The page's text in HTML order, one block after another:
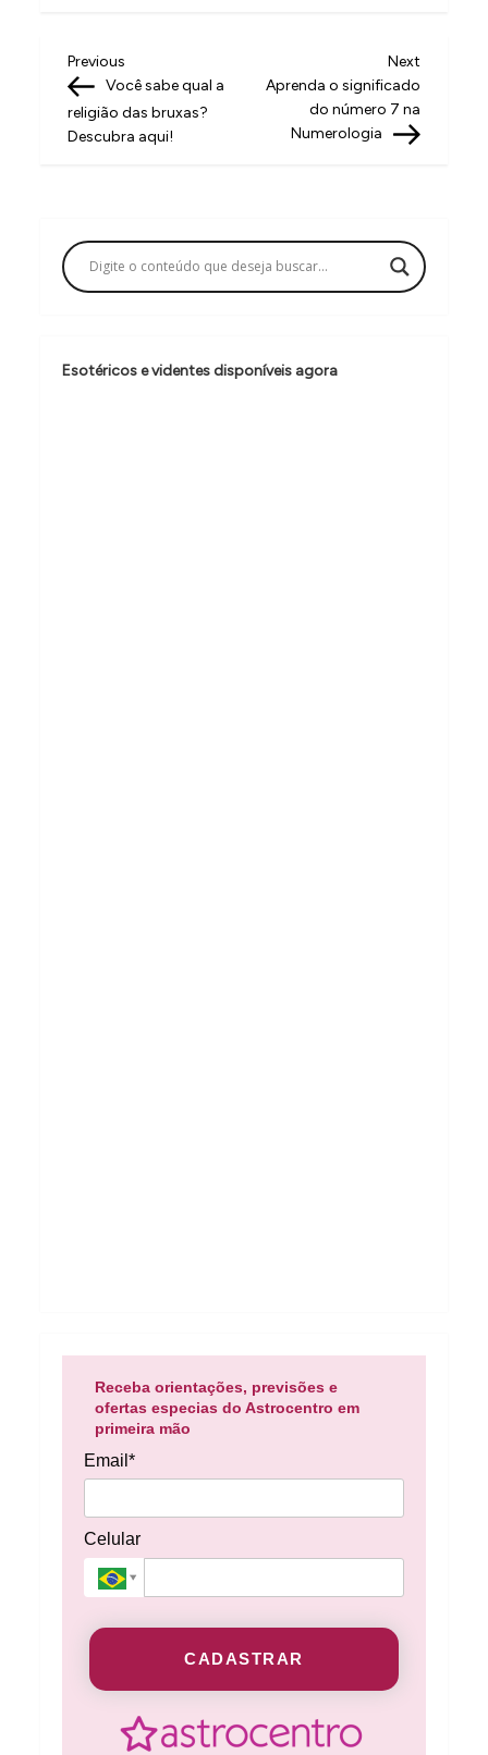
N
a
v
a
ç
o
d
Previous
Post
Previous
Você sabe qual a
religião das bruxas?
Descubra aqui!
Next
Post
Next
Aprenda o significado
do número 7 na
Numerologia
Esotéricos e videntes disponíveis agora
Receba orientações, previsões e
ofertas especias do Astrocentro em
primeira mão
Email*
Celular
CADASTRAR